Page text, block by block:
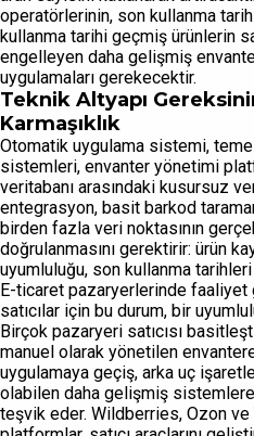
operatörlerinin, son kullanma
kullanma tarihi geçmiş ürünlerin
engelleyen daha gelişmiş
uygulamaları gerekecektir.
Teknik Altyapı
Karmaşıklık
Otomatik uygulama sistemi,
sistemleri, envanter yönetimi
veritabanı arasındaki kusursuz
entegrasyon, basit barkod
birden fazla veri noktasının
doğrulanmasını gerektirir: ürün
uyumluluğu, son kullanma tarihleri
E-ticaret pazaryerlerinde
satıcılar için bu durum, bir
Birçok pazaryeri satıcısı
manuel olarak yönetilen
uygulamaya geçiş, arka uç
olabilen daha gelişmiş
teşvik eder. Wildberries, Ozon